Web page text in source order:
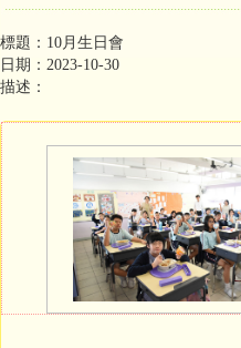
標題：10月生日會
日期：2023-10-30
描述：